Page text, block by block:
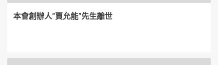
本會創辦人”賈允能”先生離世